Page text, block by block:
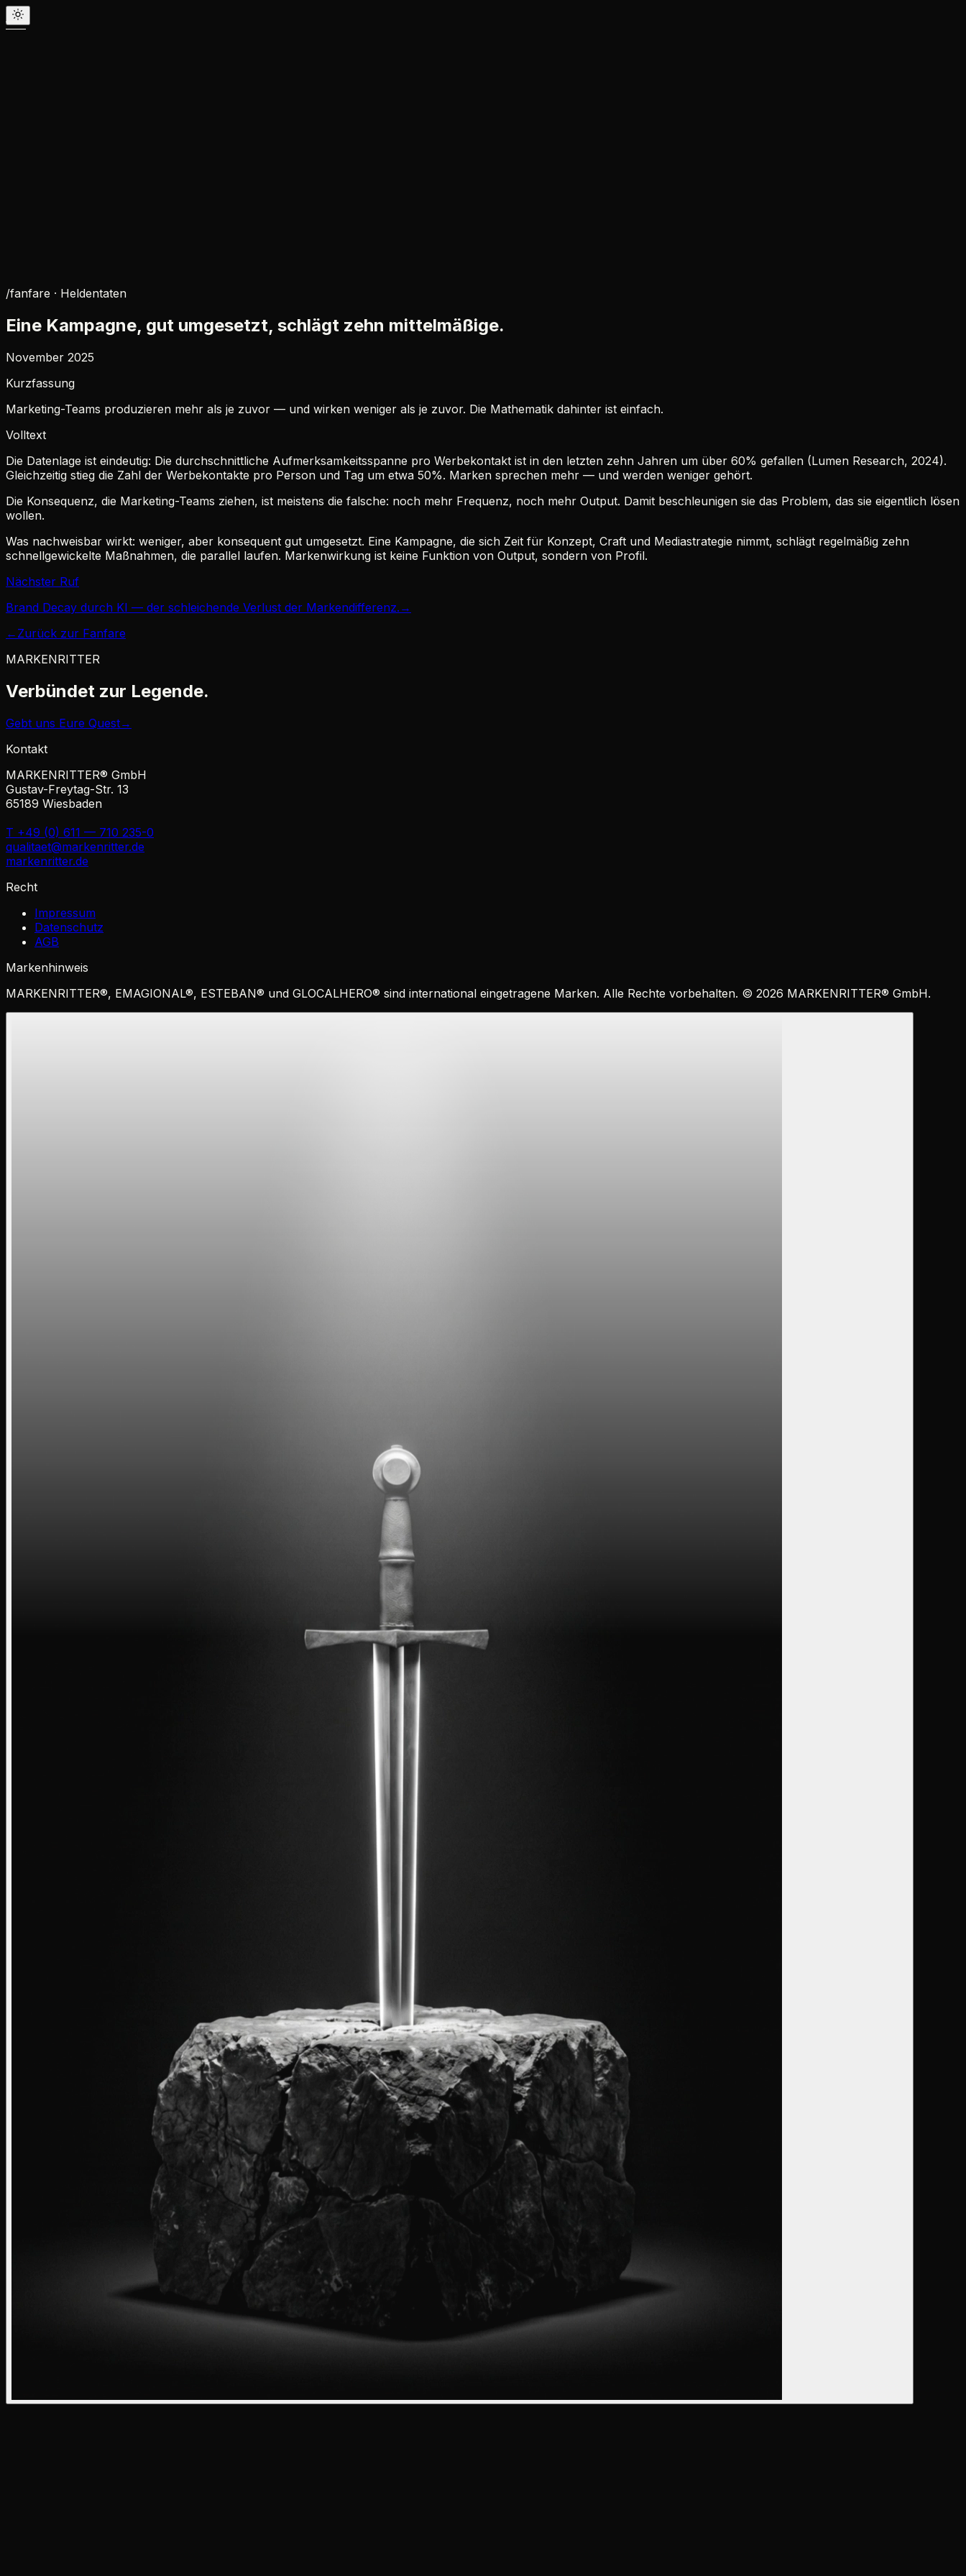
/fanfare · Heldentaten
Eine Kampagne, gut umgesetzt, schlägt zehn mittelmäßige.
November 2025
Kurzfassung
Marketing-Teams produzieren mehr als je zuvor — und wirken weniger als je zuvor. Die Mathematik dahinter ist einfach.
Volltext
Die Datenlage ist eindeutig: Die durchschnittliche Aufmerksamkeitsspanne pro Werbekontakt ist in den letzten zehn Jahren um über 60% gefallen (Lumen Research, 2024).
Gleichzeitig stieg die Zahl der Werbekontakte pro Person und Tag um etwa 50%. Marken sprechen mehr — und werden weniger gehört.
Die Konsequenz, die Marketing-Teams ziehen, ist meistens die falsche: noch mehr Frequenz, noch mehr Output. Damit beschleunigen sie das Problem, das sie eigentlich lösen
wollen.
Was nachweisbar wirkt: weniger, aber konsequent gut umgesetzt. Eine Kampagne, die sich Zeit für Konzept, Craft und Mediastrategie nimmt, schlägt regelmäßig zehn
schnellgewickelte Maßnahmen, die parallel laufen. Markenwirkung ist keine Funktion von Output, sondern von Profil.
Nächster Ruf
Brand Decay durch KI — der schleichende Verlust der Markendifferenz. →
← Zurück zur Fanfare
MARKENRITTER
Verbündet zur Legende.
Gebt uns Eure Quest→
Kontakt
MARKENRITTER® GmbH
Gustav-Freytag-Str. 13
65189 Wiesbaden
T +49 (0) 611 — 710 235-0
qualitaet@markenritter.de
markenritter.de
Recht
Impressum
Datenschutz
AGB
Markenhinweis
MARKENRITTER®, EMAGIONAL®, ESTEBAN® und GLOCALHERO® sind international eingetragene Marken. Alle Rechte vorbehalten. © 2026 MARKENRITTER® GmbH.